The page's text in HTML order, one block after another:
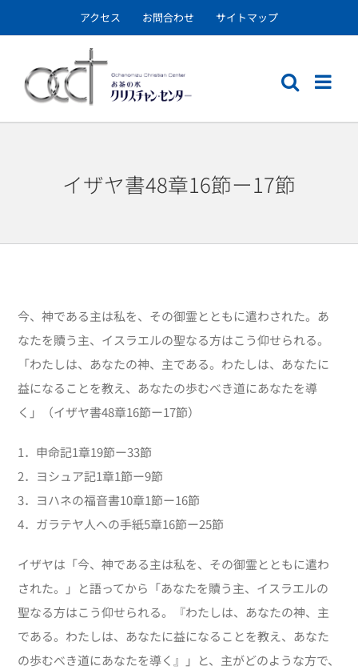
to
アクセス お問合わせ サイトマップ
イザヤ書48章16節ー17節
今、神である主は私を、その御霊とともに遣わされた。あ
なたを贖う主、イスラエルの聖なる方はこう仰せられる。
「わたしは、あなたの神、主である。わたしは、あなたに
益になることを教え、あなたの歩むべき道にあなたを導
く」（イザヤ書48章16節ー17節）
1．申命記1章19節ー33節
2．ヨシュア記1章1節ー9節
3．ヨハネの福音書10章1節ー16節
4．ガラテヤ人への手紙5章16節ー25節
イザヤは「今、神である主は私を、その御霊とともに遣わ
された。」と語ってから「あなたを贖う主、イスラエルの
聖なる方はこう仰せられる。『わたしは、あなたの神、主
である。わたしは、あなたに益になることを教え、あなた
の歩むべき道にあなたを導く』」と、主がどのような方で、